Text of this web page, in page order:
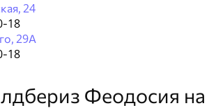
24
18
29А
18
Феодосия на